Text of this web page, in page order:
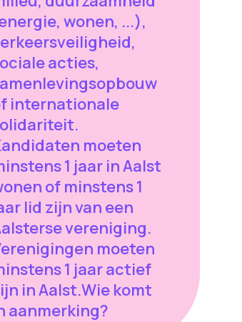
wonen, ...),
acties,
internationale
moeten
1 jaar in Aalst
of minstens 1
lid zijn van een
vereniging.
moeten
1 jaar actief
in Aalst.Wie komt
aanmerking?